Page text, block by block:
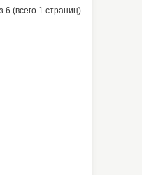
6 (всего 1 страниц)